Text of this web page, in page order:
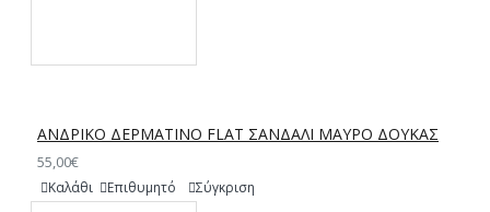
ΑΝΔΡΙΚΟ ΔΕΡΜΑΤΙΝΟ FLAT ΣΑΝΔΑΛΙ ΜΑΥΡΟ ΔΟΥΚΑΣ
55,00€
Καλάθι Επιθυμητό Σύγκριση